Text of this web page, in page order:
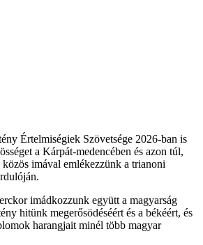
Értelmiségiek Szövetsége 2026-ban is
a Kárpát-medencében és azon túl,
közös imával emlékezzünk a trianoni
imádkozzunk együtt a magyarság
hitünk megerősödéséért és a békéért, és
harangjait minél több magyar